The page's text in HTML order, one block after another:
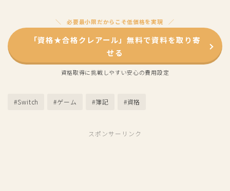
必要最小限だからこそ低価格を実現
「資格★合格クレアール」無料で資料を取り寄
せる
資格取得に挑戦しやすい安心の費用設定
#Switch #ゲーム #簿記 #資格
スポンサーリンク